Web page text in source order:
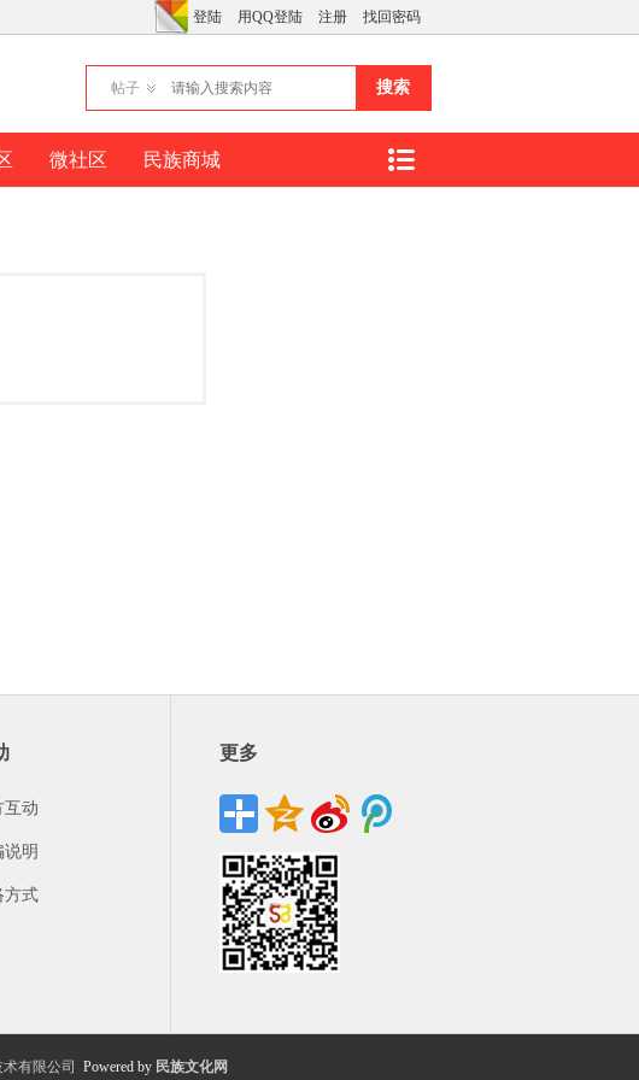
登陆 用QQ登陆 注册 找回密码
帖子 搜索
微社区 民族商城
互动
说明
方式
更多
有限公司 Powered by 民族文化网